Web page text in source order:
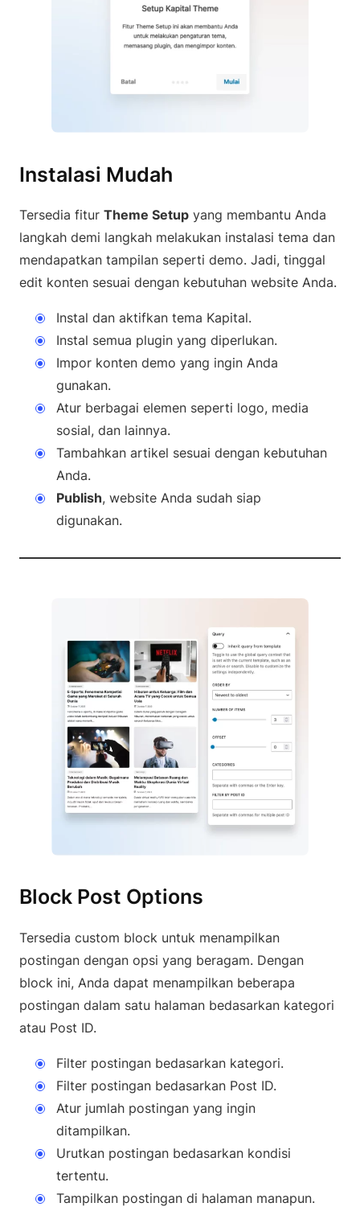
Instalasi Mudah
Tersedia fitur Theme Setup yang membantu Anda
langkah demi langkah melakukan instalasi tema dan
mendapatkan tampilan seperti demo. Jadi, tinggal
edit konten sesuai dengan kebutuhan website Anda.
Instal dan aktifkan tema Kapital.
Instal semua plugin yang diperlukan.
Impor konten demo yang ingin Anda
gunakan.
Atur berbagai elemen seperti logo, media
sosial, dan lainnya.
Tambahkan artikel sesuai dengan kebutuhan
Anda.
Publish, website Anda sudah siap
digunakan.
Block Post Options
Tersedia custom block untuk menampilkan
postingan dengan opsi yang beragam. Dengan
block ini, Anda dapat menampilkan beberapa
postingan dalam satu halaman bedasarkan kategori
atau Post ID.
Filter postingan bedasarkan kategori.
Filter postingan bedasarkan Post ID.
Atur jumlah postingan yang ingin
ditampilkan.
Urutkan postingan bedasarkan kondisi
tertentu.
Tampilkan postingan di halaman manapun.